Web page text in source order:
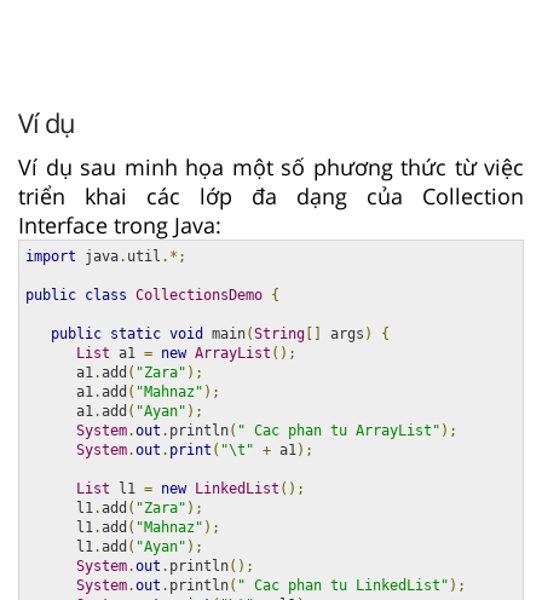
Ví dụ
Ví dụ sau minh họa một số phương thức từ việc
triển khai các lớp đa dạng của Collection
Interface trong Java:
import java. util .*;
public class CollectionsDemo {
public static void main(String [] args )
{
List a1 = new ArrayList ();
      a1
.add ( "Zara" );
      a1
.add ( "Mahnaz" );
      a1
.add ( "Ayan" );
System.out . println( " Cac phan tu ArrayList" );
System.out . print ( "\t" + a1 );
List l1 = new LinkedList ();
      l1
.add ( "Zara" );
      l1
.add ( "Mahnaz" );
      l1
.add ( "Ayan" );
System.out . println();
System.out . println( " Cac phan tu LinkedList" );